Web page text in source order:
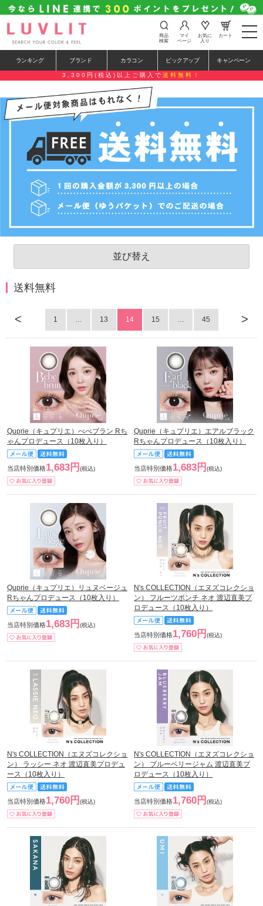
t
o
e
n
v
i
商品
検索
マイ
ページ
お気に
入り
カート
ランキング ブランド カラコン ピックアップ キャンペーン
3,300円(税込)以上ご購入で 送料無料！
並び替え
送料無料
< >
1 … 13 14 15 … 45
Quprie（キュプリエ）べべブラン Rち
ゃんプロデュース（10枚入り）
当店特別価格1,683円 (税込)
Quprie（キュプリエ）エアルブラック
Rちゃんプロデュース（10枚入り）
当店特別価格1,683円 (税込)
Quprie（キュプリエ）リュヌベージュ
Rちゃんプロデュース（10枚入り）
当店特別価格1,683円 (税込)
N's COLLECTION（エヌズコレクショ
ン） フルーツポンチ ネオ 渡辺直美プ
ロデュース（10枚入り）
当店特別価格1,760円 (税込)
N's COLLECTION（エヌズコレクショ
ン） ラッシー ネオ 渡辺直美プロデュ
ース（10枚入り）
当店特別価格1,760円 (税込)
N's COLLECTION（エヌズコレクショ
ン） ブルーベリージャム 渡辺直美プ
ロデュース（10枚入り）
当店特別価格1,760円 (税込)